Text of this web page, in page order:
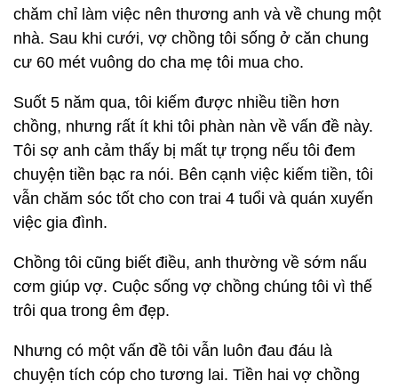
chăm chỉ làm việc nên thương anh và về chung một
nhà. Sau khi cưới, vợ chồng tôi sống ở căn chung
cư 60 mét vuông do cha mẹ tôi mua cho.
Suốt 5 năm qua, tôi kiếm được nhiều tiền hơn
chồng, nhưng rất ít khi tôi phàn nàn về vấn đề này.
Tôi sợ anh cảm thấy bị mất tự trọng nếu tôi đem
chuyện tiền bạc ra nói. Bên cạnh việc kiếm tiền, tôi
vẫn chăm sóc tốt cho con trai 4 tuổi và quán xuyến
việc gia đình.
Chồng tôi cũng biết điều, anh thường về sớm nấu
cơm giúp vợ. Cuộc sống vợ chồng chúng tôi vì thế
trôi qua trong êm đẹp.
Nhưng có một vấn đề tôi vẫn luôn đau đáu là
chuyện tích cóp cho tương lai. Tiền hai vợ chồng